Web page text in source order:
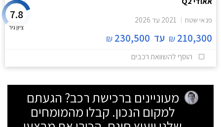
פנאי שטח 2021 עד 2026
210,300
₪ עד 230,500
₪
7.8
ציון גיר
הוסף להשוואת רכבים
מעוניינים ברכישת רכב? הגעתם
למקום הנכון. קבלו מהמומחים